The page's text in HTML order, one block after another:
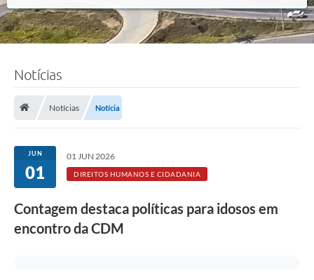
Notícias
Notícias Notícia
JUN
01
01 JUN 2026
DIREITOS HUMANOS E CIDADANIA
Contagem destaca políticas para idosos em
encontro da CDM
l
e